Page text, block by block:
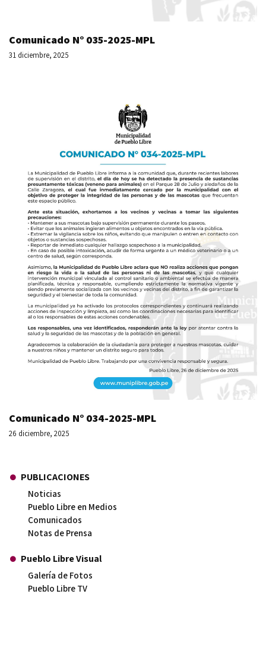
Comunicado N° 035-2025-MPL
31 diciembre, 2025
Comunicado N° 034-2025-MPL
26 diciembre, 2025
PUBLICACIONES
Noticias
Pueblo Libre en Medios
Comunicados
Notas de Prensa
Pueblo Libre Visual
Galería de Fotos
Pueblo Libre TV